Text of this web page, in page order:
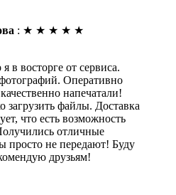
: ★ ★ ★ ★ ★
в восторге от сервиса.
Оперативно
напечатали!
загрузить файлы. Доставка
что есть возможность
отличные
просто не передают! Буду
друзьям!